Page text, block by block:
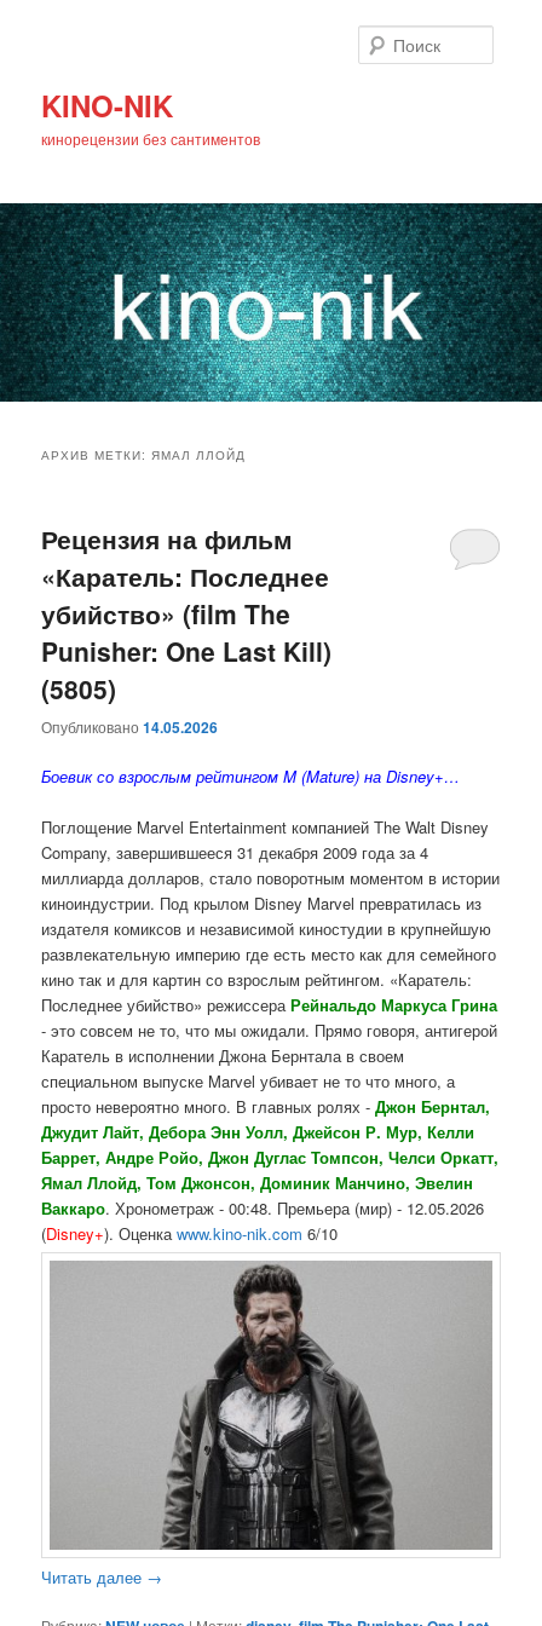
KINO-NIK
кинорецензии без сантиментов
основному
содержимому
дополнительному
содержимому
АРХИВ МЕТКИ:ЯМАЛ ЛЛОЙД
Рецензия на фильм
«Каратель: Последнее
убийство» (film The
Punisher: One Last Kill)
(5805)
Опубликовано14.05.2026
Боевик со взрослым рейтингом M (Mature) на Disney+…
Поглощение Marvel Entertainment компанией The Walt Disney
Company, завершившееся 31 декабря 2009 года за 4
миллиарда долларов, стало поворотным моментом в истории
киноиндустрии. Под крылом Disney Marvel превратилась из
издателя комиксов и независимой киностудии в крупнейшую
развлекательную империю где есть место как для семейного
кино так и для картин со взрослым рейтингом. «Каратель:
Последнее убийство» режиссераРейнальдо Маркуса Грина
- это совсем не то, что мы ожидали. Прямо говоря, антигерой
Каратель в исполнении Джона Бернтала в своем
специальном выпуске Marvel убивает не то что много, а
просто невероятно много. В главных ролях -Джон Бернтал,
Джудит Лайт, Дебора Энн Уолл, Джейсон Р. Мур, Келли
Баррет, Андре Ройо, Джон Дуглас Томпсон, Челси Оркатт,
Ямал Ллойд, Том Джонсон, Доминик Манчино, Эвелин
Ваккаро. Хронометраж - 00:48. Премьера (мир) - 12.05.2026
(Disney+). Оценкаwww.kino-nik.com 6/10
Читать далее →